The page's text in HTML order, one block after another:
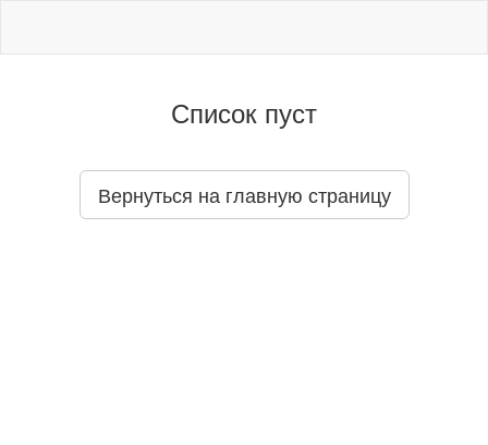
Список пуст
Вернуться на главную страницу